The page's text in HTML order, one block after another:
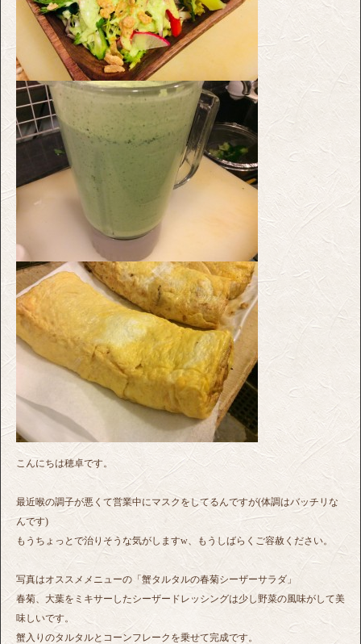
こんにちは穂卓です。
最近喉の調子が悪くて営業中にマスクをしてるんですが(体調はバッチリな
んです)
もうちょっとで治りそうな気がしますw、もうしばらくご容赦ください。
写真はオススメメニューの「蟹タルタルの春菊シーザーサラダ」
春菊、大葉をミキサーしたシーザードレッシングは少し野菜の風味がして美
味しいです。
蟹入りのタルタルとコーンフレークを乗せて完成です。